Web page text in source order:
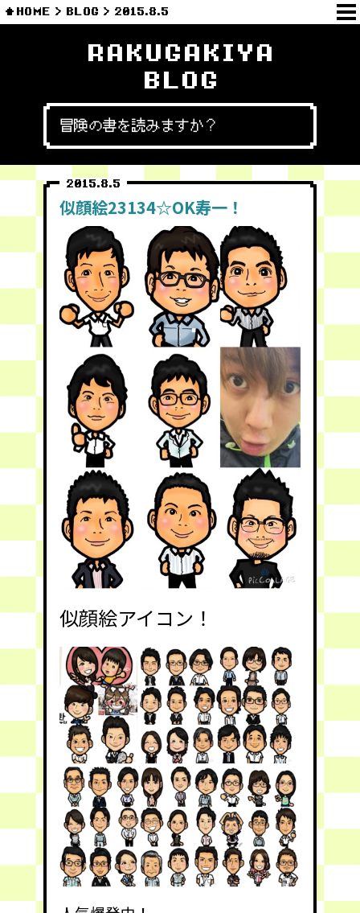
HOME BLOG 2015.8.5
RAKUGAKIYA
BLOG
冒険の書を読みますか？
2015.8.5
似顔絵23134☆OK寿一！
似顔絵アイコン！